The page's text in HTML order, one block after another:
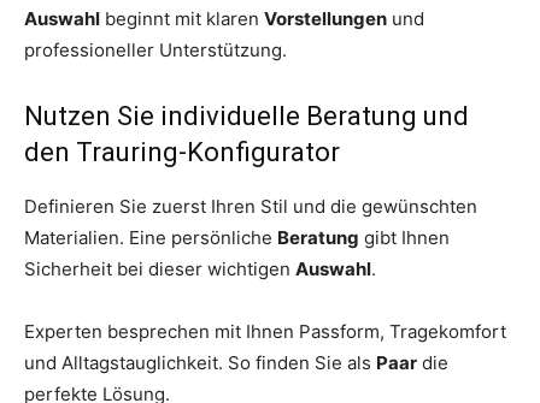
Auswahl beginnt mit klaren Vorstellungen und
professioneller Unterstützung.
Nutzen Sie individuelle Beratung und
den Trauring-Konfigurator
Definieren Sie zuerst Ihren Stil und die gewünschten
Materialien. Eine persönliche Beratung gibt Ihnen
Sicherheit bei dieser wichtigen Auswahl.
Experten besprechen mit Ihnen Passform, Tragekomfort
und Alltagstauglichkeit. So finden Sie als Paar die
perfekte Lösung.